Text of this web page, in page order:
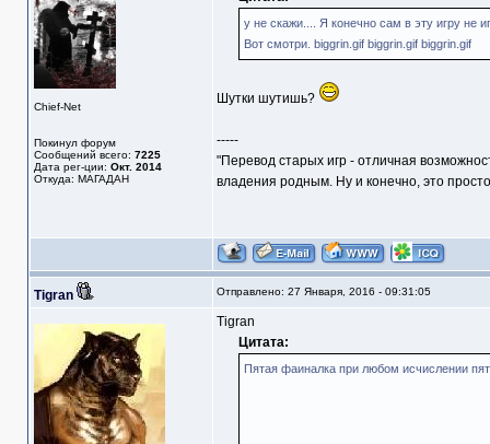
Chief-Net
Покинул форум
Сообщений всего: 7225
Дата рег-ции: Окт. 2014
Откуда: МАГАДАН
у не скажи.... Я конечно сам в эту игру не
Вот смотри. biggrin.gif biggrin.gif biggrin.gif
Шутки шутишь?
-----
"Перевод старых игр - отличная
владения родным. Ну и конечно, это
Tigran Отправлено: 27 Января, 2016 - 09:31:05
Tigran
Цитата:
Пятая фаиналка при любом исчислении